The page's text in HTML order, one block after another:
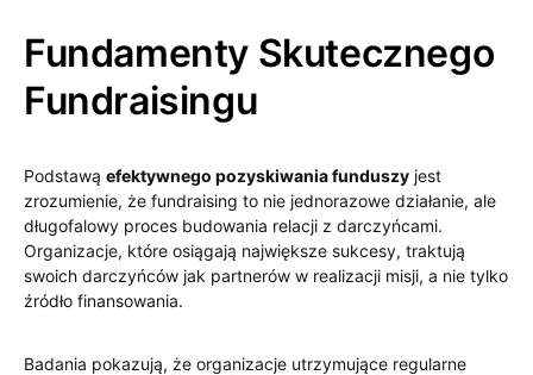
Fundamenty Skutecznego
Fundraisingu
Podstawą efektywnego pozyskiwania funduszy jest
zrozumienie, że fundraising to nie jednorazowe działanie, ale
długofalowy proces budowania relacji z darczyńcami.
Organizacje, które osiągają największe sukcesy, traktują
swoich darczyńców jak partnerów w realizacji misji, a nie tylko
źródło finansowania.
Badania pokazują, że organizacje utrzymujące regularne